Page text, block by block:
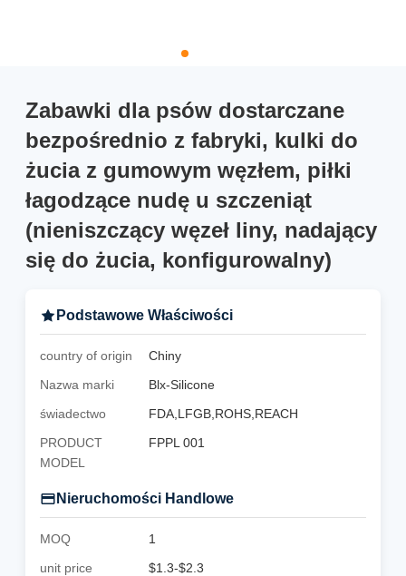
Zabawki dla psów dostarczane
bezpośrednio z fabryki, kulki do
żucia z gumowym węzłem, piłki
łagodzące nudę u szczeniąt
(nieniszczący węzeł liny, nadający
się do żucia, konfigurowalny)
Podstawowe Właściwości
country of origin
Chiny
Nazwa marki
Blx-Silicone
świadectwo
FDA,LFGB,ROHS,REACH
PRODUCT
MODEL
FPPL 001
Nieruchomości Handlowe
MOQ
1
unit price
$1.3-$2.3